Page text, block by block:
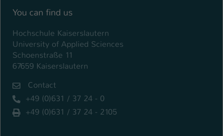
You can find us
Hochschule Kaiserslautern
University of Applied Sciences
Schoenstraße 11
67659 Kaiserslautern
Contact
+49 (0)631 / 37 24 - 0
+49 (0)631 / 37 24 - 2105
Zweck
ein Besucher im Typo3-Backend
angemeldet ist und Rechte besitzt diese
zu verwalten.